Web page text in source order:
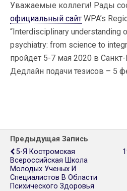
Уважаемые коллеги! Рады
официальный сайт WPA’s
“Interdisciplinary understanding
psychiatry: from science to
пройдет 5-7 мая 2020 в
Дедлайн подачи тезисов – 5
Предыдущая Запись
5-Я Костромская
Всероссийская Школа
Молодых Ученых И
Специалистов В Области
Психического Здоровья